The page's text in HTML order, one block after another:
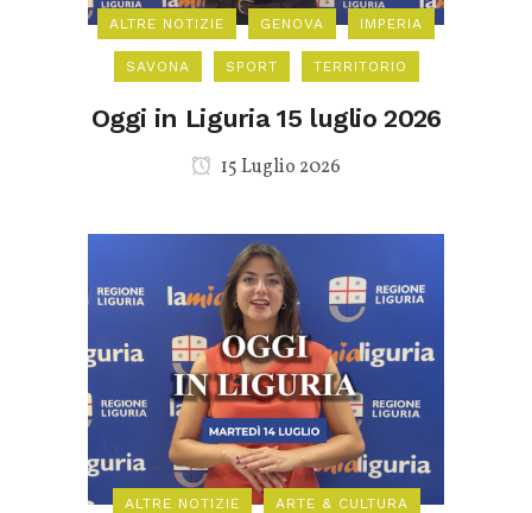
ALTRE NOTIZIE GENOVA IMPERIA
SAVONA SPORT TERRITORIO
Oggi in Liguria 15 luglio 2026
15 Luglio 2026
ALTRE NOTIZIE ARTE & CULTURA